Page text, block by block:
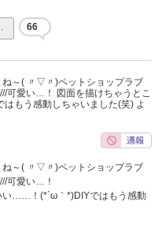
66
～( 〃▽〃)ペットショップラブ
可愛い…！ 図面を描けちゃうとこ
もう感動しちゃいました(笑) よ
～( 〃▽〃)ペットショップラブ
可愛い…！
い……！(*´ω｀*)DIYではもう感動